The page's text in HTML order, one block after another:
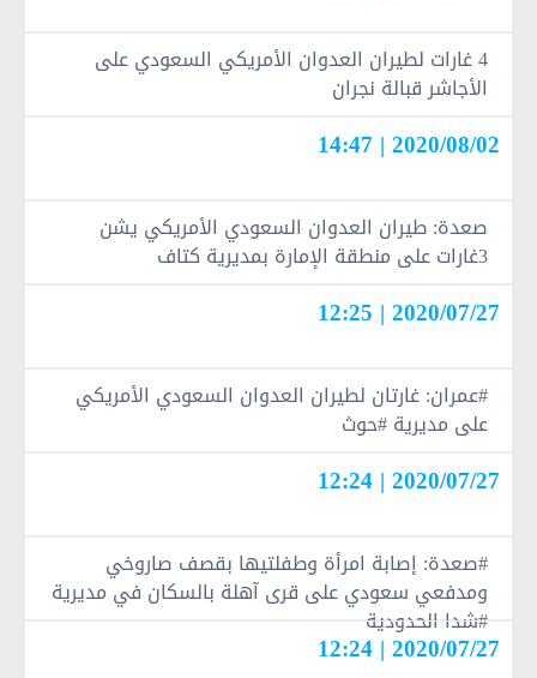
4 غارات لطيران العدوان الأمريكي السعودي على
الأجاشر قبالة نجران
2020/08/02 | 14:47
صعدة: طيران العدوان السعودي الأمريكي يشن
3غارات على منطقة الإمارة بمديرية كتاف
2020/07/27 | 12:25
#عمران: غارتان لطيران العدوان السعودي الأمريكي
على مديرية #حوث
2020/07/27 | 12:24
#صعدة: إصابة امرأة وطفلتيها بقصف صاروخي
ومدفعي سعودي على قرى آهلة بالسكان في مديرية
#شدا الحدودية
2020/07/27 | 12:24